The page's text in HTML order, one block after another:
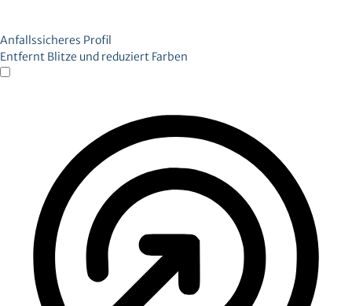
Anfallssicheres Profil
Entfernt Blitze und reduziert Farben